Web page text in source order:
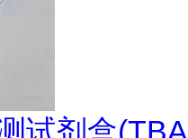
试剂盒(TBA